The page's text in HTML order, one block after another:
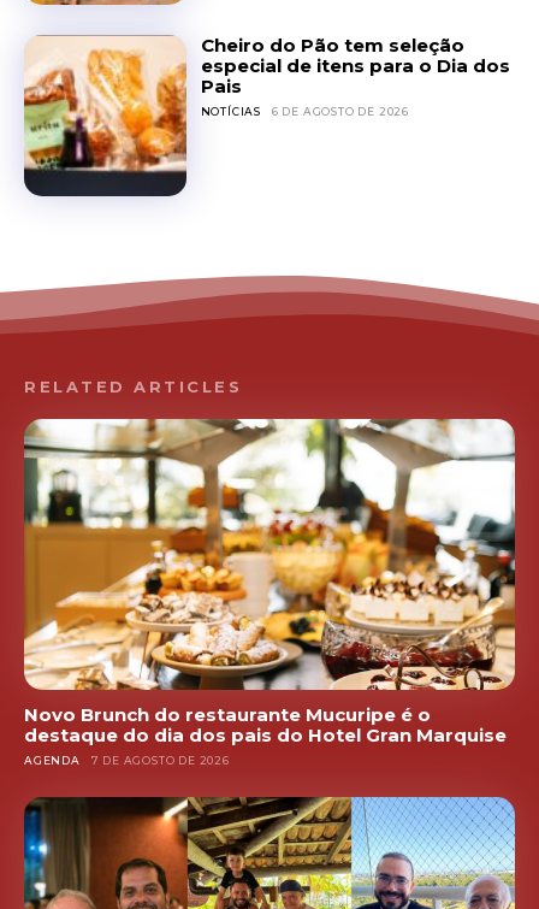
Cheiro do Pão tem seleção
especial de itens para o Dia dos
Pais
NOTÍCIAS 6 DE AGOSTO DE 2026
RELATED ARTICLES
Novo Brunch do restaurante Mucuripe é o
destaque do dia dos pais do Hotel Gran Marquise
AGENDA 7 DE AGOSTO DE 2026